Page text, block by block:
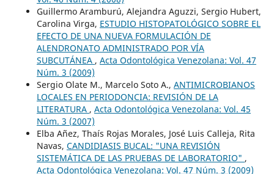
Guillermo Aramburú, Alejandra Aguzzi, Sergio Hubert,
Carolina Virga, ESTUDIO HISTOPATOLÓGICO SOBRE EL
EFECTO DE UNA NUEVA FORMULACIÓN DE
ALENDRONATO ADMINISTRADO POR VÍA
SUBCUTÁNEA , Acta Odontológica Venezolana: Vol. 47
Núm. 3 (2009)
Sergio Olate M., Marcelo Soto A., ANTIMICROBIANOS
LOCALES EN PERIODONCIA: REVISIÓN DE LA
LITERATURA , Acta Odontológica Venezolana: Vol. 45
Núm. 3 (2007)
Elba Añez, Thaís Rojas Morales, José Luis Calleja, Rita
Navas, CANDIDIASIS BUCAL: "UNA REVISIÓN
SISTEMÁTICA DE LAS PRUEBAS DE LABORATORIO" ,
Acta Odontológica Venezolana: Vol. 47 Núm. 3 (2009)